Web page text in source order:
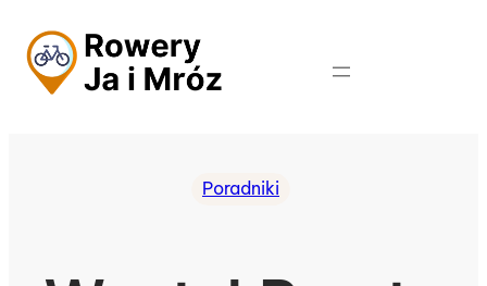
do
treści
Poradniki